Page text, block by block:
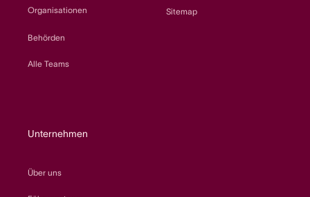
Organisationen
Behörden
Alle Teams
Sitemap
Unternehmen
Über uns